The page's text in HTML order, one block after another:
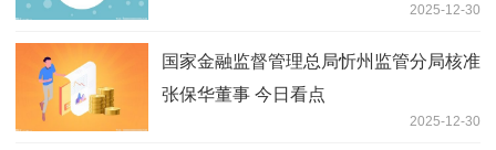
2025-12-30
国家金融监督管理总局忻州监管分局核准
张保华董事 今日看点
2025-12-30